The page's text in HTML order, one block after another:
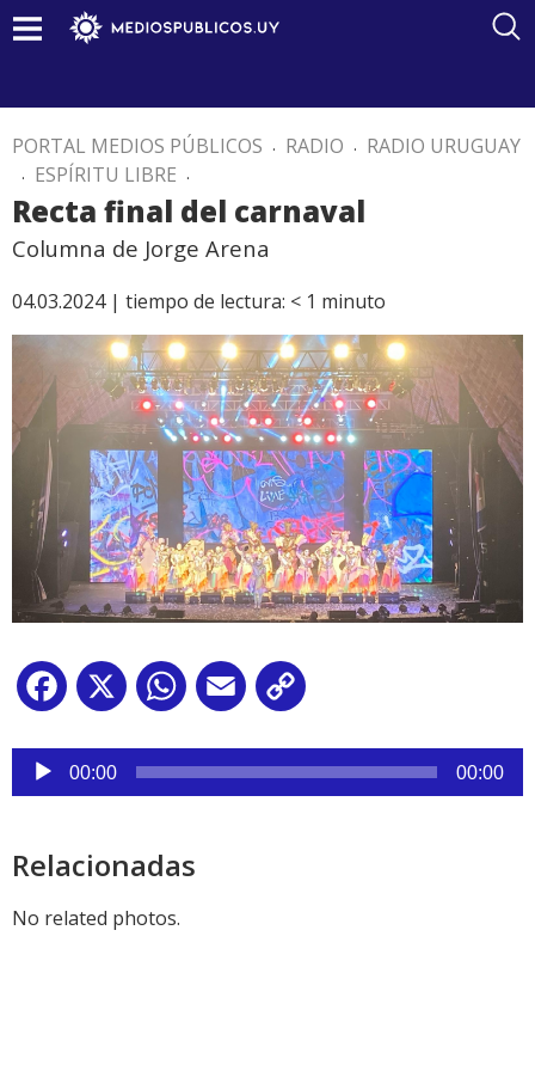
PORTAL MEDIOS PÚBLICOS . RADIO . RADIO URUGUAY
. ESPÍRITU LIBRE .
Recta final del carnaval
Columna de Jorge Arena
04.03.2024 | tiempo de lectura: < 1 minuto
Facebook
X WhatsApp
Email
Reproductor
audio
00:00 00:00
Relacionadas
No related photos.